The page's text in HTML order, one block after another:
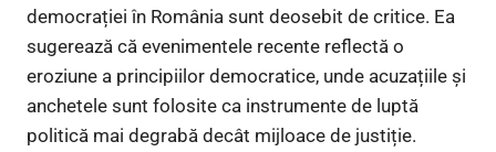
democrației în România sunt deosebit de critice. Ea
sugerează că evenimentele recente reflectă o
eroziune a principiilor democratice, unde acuzațiile și
anchetele sunt folosite ca instrumente de luptă
politică mai degrabă decât mijloace de justiție.